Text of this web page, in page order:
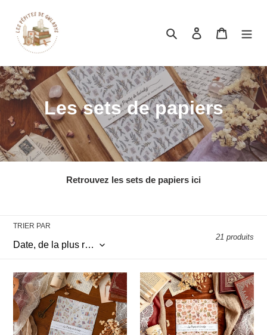
RechercherSe connecter
Panier
Les sets de papiers
Retrouvez les sets de papiers ici
TRIER PAR
21 produits